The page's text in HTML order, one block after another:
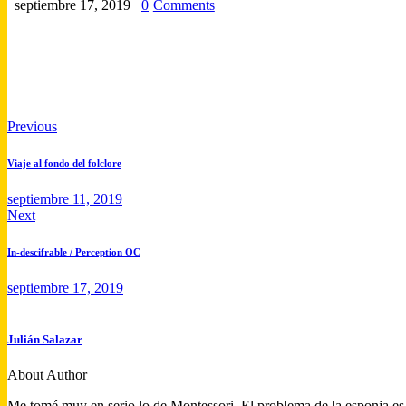
septiembre 17, 2019 0 Comments
Previous
Viaje al fondo del folclore
septiembre 11, 2019
Next
In-descifrable / Perception OC
septiembre 17, 2019
Julián Salazar
About Author